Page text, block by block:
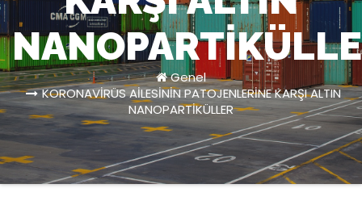
Genel
KORONAVİRÜS AİLESİNİN PATOJENLERİNE KARŞI ALTIN
NANOPARTİKÜLLER